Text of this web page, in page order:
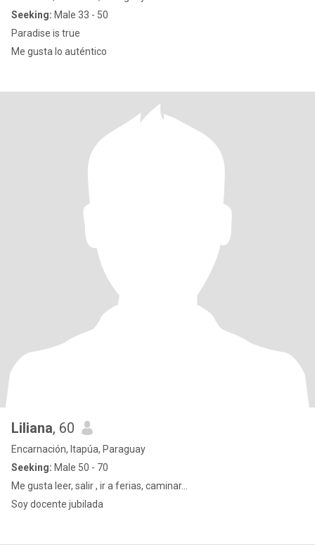
Seeking: Male 33 - 50
Paradise is true
Me gusta lo auténtico
Liliana, 60
Encarnación, Itapúa, Paraguay
Seeking: Male 50 - 70
Me gusta leer, salir , ir a ferias, caminar...
Soy docente jubilada